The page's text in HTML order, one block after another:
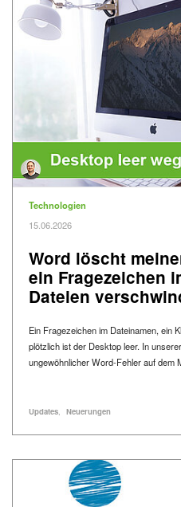
Kategorie
Technologien
Veröffentlicht am
15.06.2026
Word löscht
ein Fragezeichen
Dateien
Ein Fragezeichen im Dateinamen, ein
plötzlich ist der Desktop leer. In
ungewöhnlicher Word-Fehler auf dem
Schlagworte
Alle Blogartikel mit dem Schlagwort "
Updates" anzeigen
Alle Blogartikel mit dem
Neuerungen